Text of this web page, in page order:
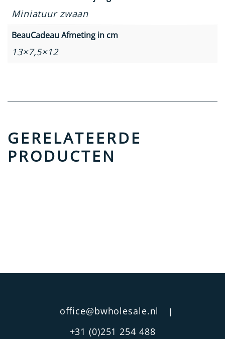
Miniatuur zwaan
BeauCadeau Afmeting in cm
13×7,5×12
GERELATEERDE
PRODUCTEN
office@bwholesale.nl |
+31 (0)251 254 488